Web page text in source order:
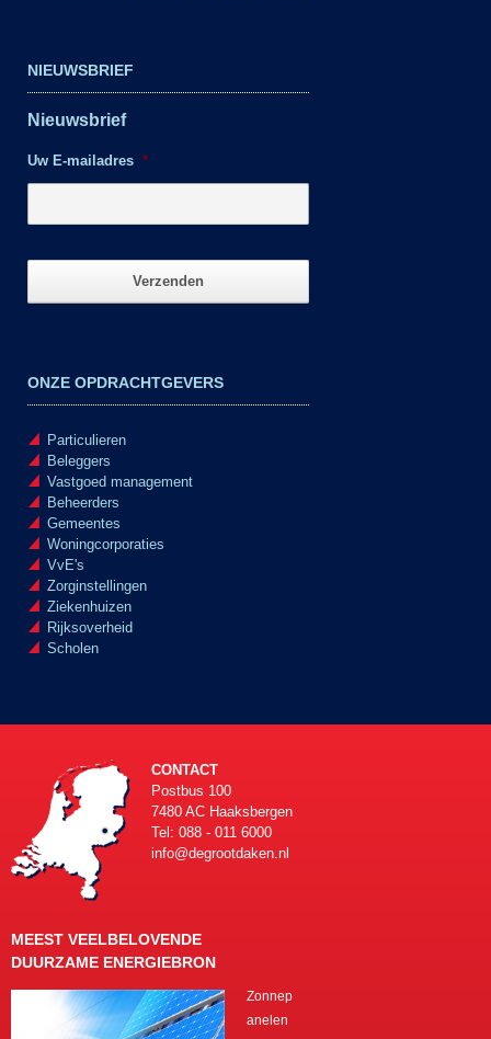
NIEUWSBRIEF
Nieuwsbrief
Uw E-mailadres *
ONZE OPDRACHTGEVERS
Particulieren
Beleggers
Vastgoed management
Beheerders
Gemeentes
Woningcorporaties
VvE's
Zorginstellingen
Ziekenhuizen
Rijksoverheid
Scholen
CONTACT
Postbus 100
7480 AC Haaksbergen
Tel: 088 - 011 6000
info@degrootdaken.nl
MEEST VEELBELOVENDE
DUURZAME ENERGIEBRON
Zonnep
anelen